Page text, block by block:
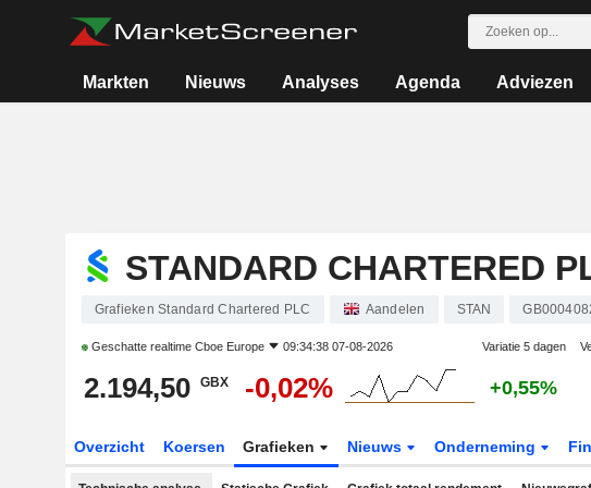
Markten Nieuws Analyses Agenda Adviezen
STANDARD CHARTERED
Grafieken Standard Chartered PLC Aandelen STAN
Geschatte realtime Cboe Europe 09:34:38 07-08-2026 Variatie 5 dagen
2.194,50 GBX -0,02% +0,55%
Overzicht Koersen Grafieken Nieuws Onderneming